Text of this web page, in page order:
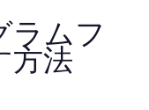
ラムフ
方法